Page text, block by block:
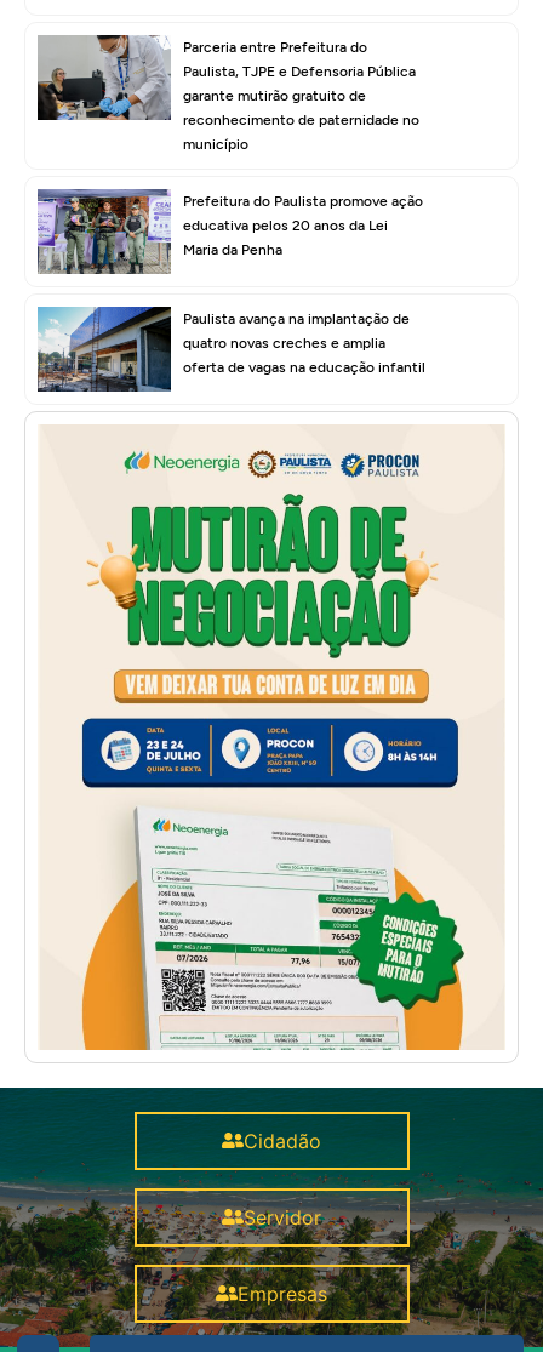
Parceria entre Prefeitura do
Paulista, TJPE e Defensoria Pública
garante mutirão gratuito de
reconhecimento de paternidade no
município
Prefeitura do Paulista promove ação
educativa pelos 20 anos da Lei
Maria da Penha
Paulista avança na implantação de
quatro novas creches e amplia
oferta de vagas na educação infantil
Cidadão
Servidor
Empresas